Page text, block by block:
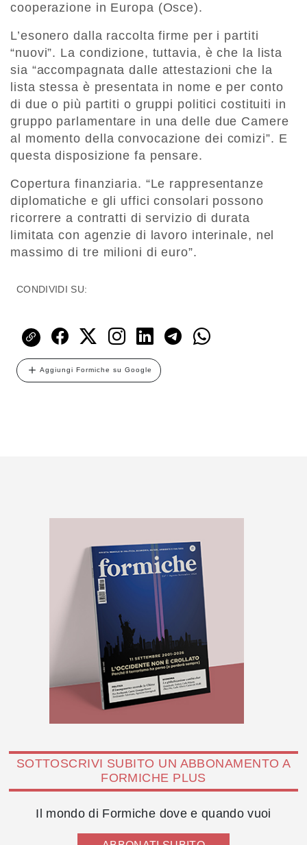
cooperazione in Europa (Osce).
L’esonero dalla raccolta firme per i partiti
“nuovi”. La condizione, tuttavia, è che la lista
sia “accompagnata dalle attestazioni che la
lista stessa è presentata in nome e per conto
di due o più partiti o gruppi politici costituiti in
gruppo parlamentare in una delle due Camere
al momento della convocazione dei comizi”. E
questa disposizione fa pensare.
Copertura finanziaria. “Le rappresentanze
diplomatiche e gli uffici consolari possono
ricorrere a contratti di servizio di durata
limitata con agenzie di lavoro interinale, nel
massimo di tre milioni di euro”.
CONDIVIDI SU:
Aggiungi Formiche su Google
SOTTOSCRIVI SUBITO UN ABBONAMENTO A
FORMICHE PLUS
Il mondo di Formiche dove e quando vuoi